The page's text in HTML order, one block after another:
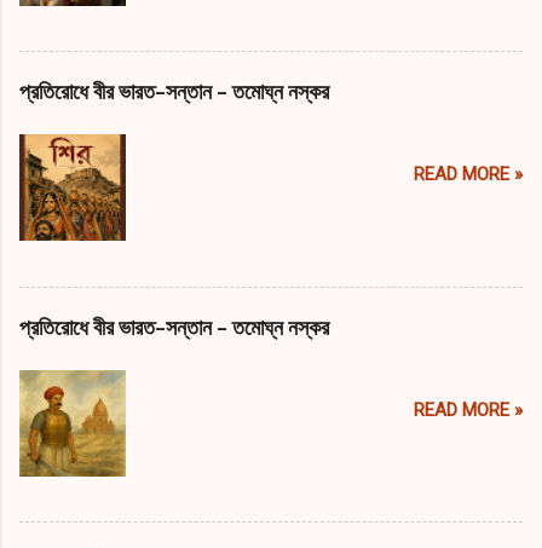
প্রতিরোধে বীর ভারত-সন্তান - তমোঘ্ন নস্কর
READ MORE »
প্রতিরোধে বীর ভারত-সন্তান - তমোঘ্ন নস্কর
READ MORE »